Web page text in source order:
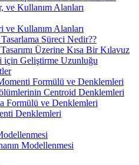
ve Kullanım Alanları
ve Kullanım Alanları
Süreci Nedir??
Üzerine Kısa Bir Kılavuz
için Geliştirme Uzunluğu
Formülü ve Denklemleri
Centroid Denklemleri
Formülü ve Denklemleri
Denklemleri
Modellenmesi